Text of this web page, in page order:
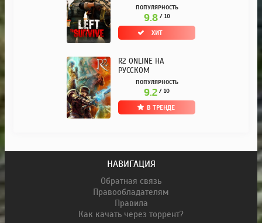
ПОПУЛЯРНОСТЬ
9.8 / 10
ХИТ
R2 ONLINE НА
РУССКОМ
ПОПУЛЯРНОСТЬ
9.2 / 10
В ТРЕНДЕ
НАВИГАЦИЯ
Обратная связь
Правообладателям
Правила
Как качать через торрент?